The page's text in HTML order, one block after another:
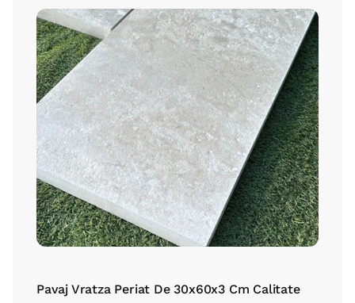
Pavaj Vratza Periat De 30x60x3 Cm Calitate